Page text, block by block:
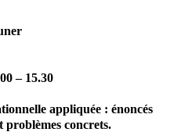
– 15.30
appliquée : énoncés
problèmes concrets.